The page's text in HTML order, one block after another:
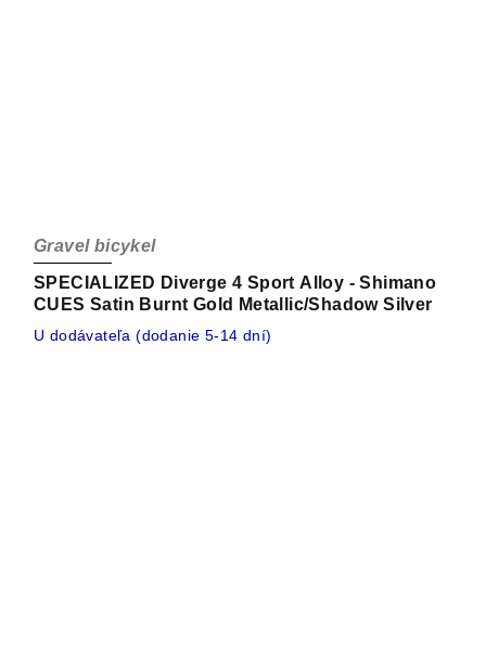
SPECIALIZED Diverge 4 Sport Alloy - Shimano
CUES Satin Burnt Gold Metallic/Shadow Silver
Gravel bicykel
U dodávateľa (dodanie 5-14 dní)